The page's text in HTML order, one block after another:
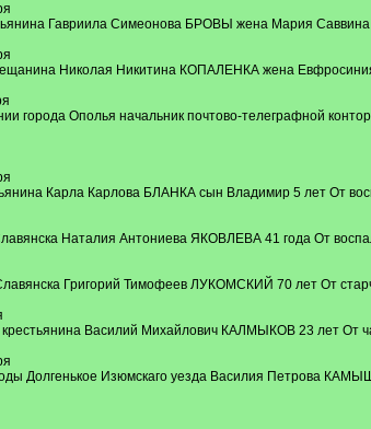
Гавриила Симеонова БРОВЫ жена Мария Саввина
Николая Никитина КОПАЛЕНКА жена
города Ополья начальник почтово-телеграфной
Карла Карлова БЛАНКА сын Владимир 5 лет От
Наталия Антониева ЯКОВЛЕВА 41 года От
Григорий Тимофеев ЛУКОМСКИЙ 70 лет От
крестьянина Василий Михайлович КАЛМЫКОВ 23 лет От
Долгенькое Изюмскаго уезда Василия Петрова